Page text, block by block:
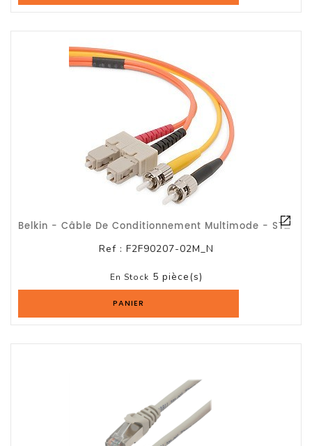
Belkin - Câble De Conditionnement Multimode - ST Single Mode (M) - SC Multi-Mode
Ref : F2F90207-02M_N
En Stock 5 pièce(s)
PANIER